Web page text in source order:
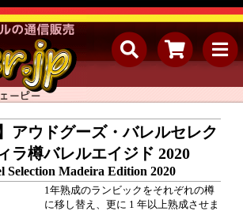
アウドグーズ・バレルセレク
ラ樽バレルエイジド 2020
Selection Madeira Edition 2020
1年熟成のランビックをそれぞれの樽
に移し替え、更に 1 年以上熟成させま